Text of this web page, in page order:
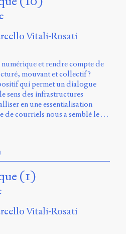
Vitali-Rosati
numérique et rendre compte de
mouvant et collectif ?
qui permet un dialogue
sens des infrastructures
en une essentialisation
de courriels nous a semblé le …
(1)
Vitali-Rosati